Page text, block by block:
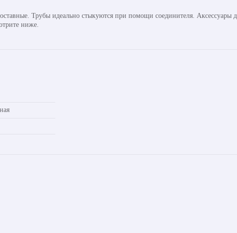
Трубы идеально стыкуются при помощи соединителя. Аксессуары
ниже.